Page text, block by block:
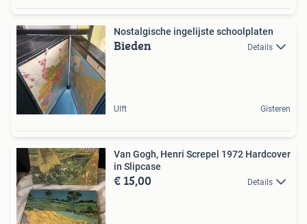
Nostalgische ingelijste schoolplaten
Bieden Details
Ulft Gisteren
Van Gogh, Henri Screpel 1972 Hardcover
in Slipcase
€ 15,00 Details